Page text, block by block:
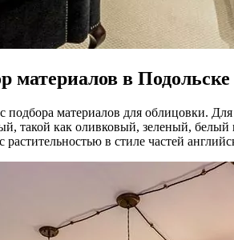
материалов в Подольске
подбора материалов для облицовки.
такой как оливковый, зеленый,
в стиле частей